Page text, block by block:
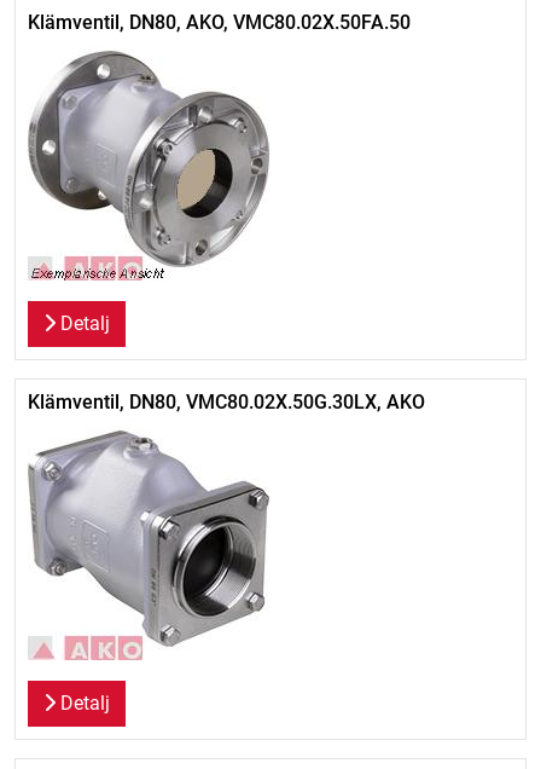
Klämventil, DN80, AKO, VMC80.02X.50FA.50
Detalj
Klämventil, DN80, VMC80.02X.50G.30LX, AKO
Detalj